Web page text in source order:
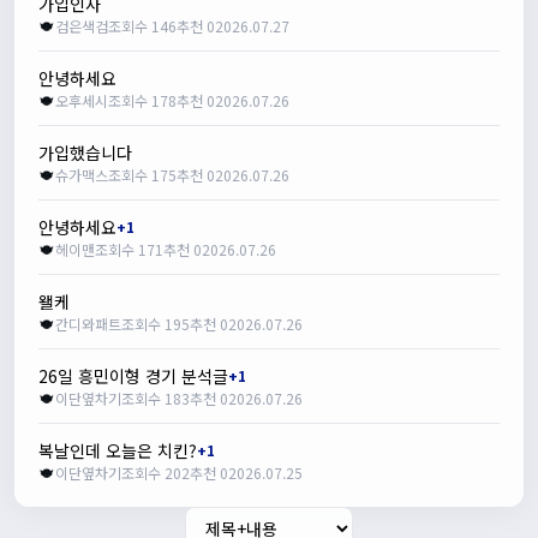
검은색검조회수 146추천 02026.07.27
안녕하세요
오후세시조회수 178추천 02026.07.26
가입했습니다
슈가맥스조회수 175추천 02026.07.26
안녕하세요+1
헤이맨조회수 171추천 02026.07.26
왤케
간디와패트조회수 195추천 02026.07.26
26일 흥민이형 경기 분석글+1
이단옆차기조회수 183추천 02026.07.26
복날인데 오늘은 치킨?+1
이단옆차기조회수 202추천 02026.07.25